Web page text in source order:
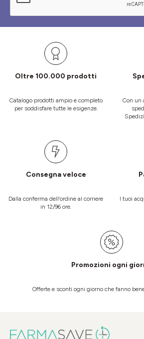
Oltre 100.000 prodotti
Catalogo prodotti ampio e completo
per soddisfare tutte le esigenze.
Con un
Consegna veloce
Dalla conferma dell’ordine al corriere
in 12/96 ore.
I tuoi
Promozioni ogni
Offerte e sconti ogni giorno che fanno